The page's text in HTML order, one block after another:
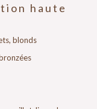
haute
blonds